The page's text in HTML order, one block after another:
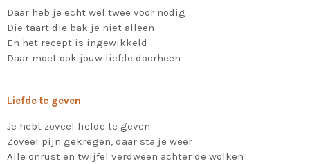
Daar heb je echt wel twee voor nodig
Die taart die bak je niet alleen
En het recept is ingewikkeld
Daar moet ook jouw liefde doorheen
Liefde te geven
Je hebt zoveel liefde te geven
Zoveel pijn gekregen, daar sta je weer
Alle onrust en twijfel verdween achter de wolken